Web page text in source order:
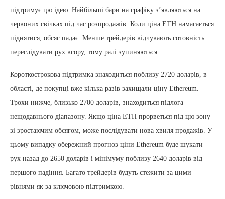
підтримує цю ідею. Найбільші бари на графіку з’являються на
червоних свічках під час розпродажів. Коли ціна ETH намагається
піднятися, обсяг падає. Менше трейдерів відчувають готовність
переслідувати рух вгору, тому ралі зупиняються.
Короткострокова підтримка знаходиться поблизу 2720 доларів, в
області, де покупці вже кілька разів захищали ціну Ethereum.
Трохи нижче, близько 2700 доларів, знаходиться підлога
нещодавнього діапазону. Якщо ціна ETH прорветься під цю зону
зі зростаючим обсягом, може послідувати нова хвиля продажів. У
цьому випадку обережний прогноз ціни Ethereum буде шукати
рух назад до 2650 доларів і мінімуму поблизу 2640 доларів від
першого падіння. Багато трейдерів будуть стежити за цими
рівнями як за ключовою підтримкою.